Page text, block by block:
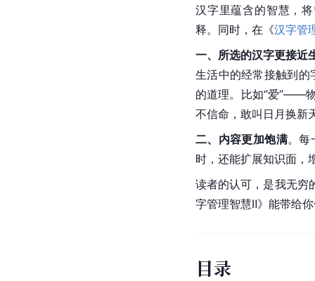
汉字里蕴含的智慧，将
释。同时，在《汉字管
一、所选的汉字更接近
生活中的经常接触到的
的道理。比如“爱”——
不信命，敢叫日月换新
二、内容更加饱满。每
时，还能扩展知识面，
读者的认可，是我无穷
字管理智慧Ⅱ》能带给
目录